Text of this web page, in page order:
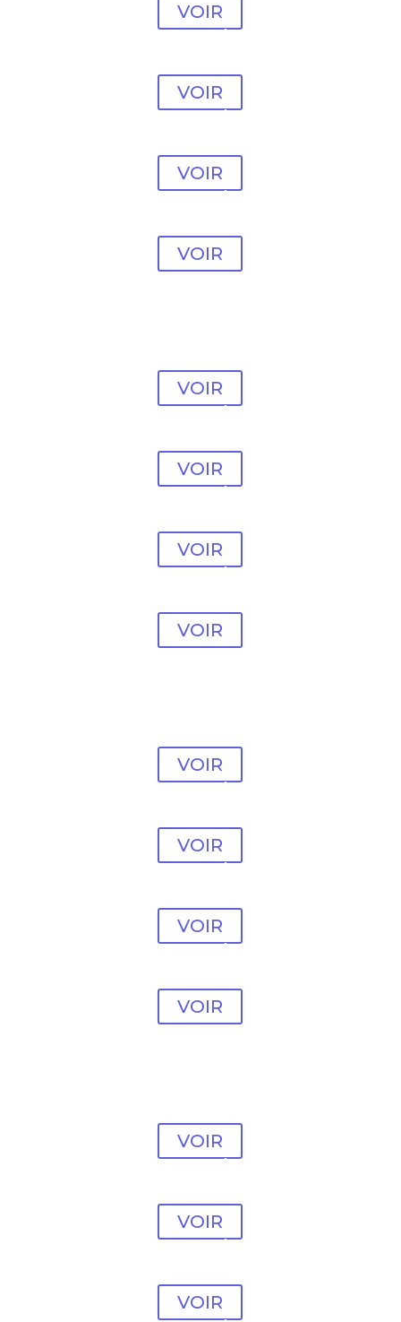
VOIR
Modèle Psychologue
VOIR
Modèle Psychologue
VOIR
Modèle Psychologue
VOIR
VOIR
Modèle Psychologue
VOIR
Modèle Psychologue
VOIR
Modèle Psychologue
VOIR
VOIR
Modèle Psychologue
VOIR
Modèle Psychologue
VOIR
Modèle Psychologue
VOIR
VOIR
Modèle Psychologue
VOIR
Modèle Psychologue
VOIR